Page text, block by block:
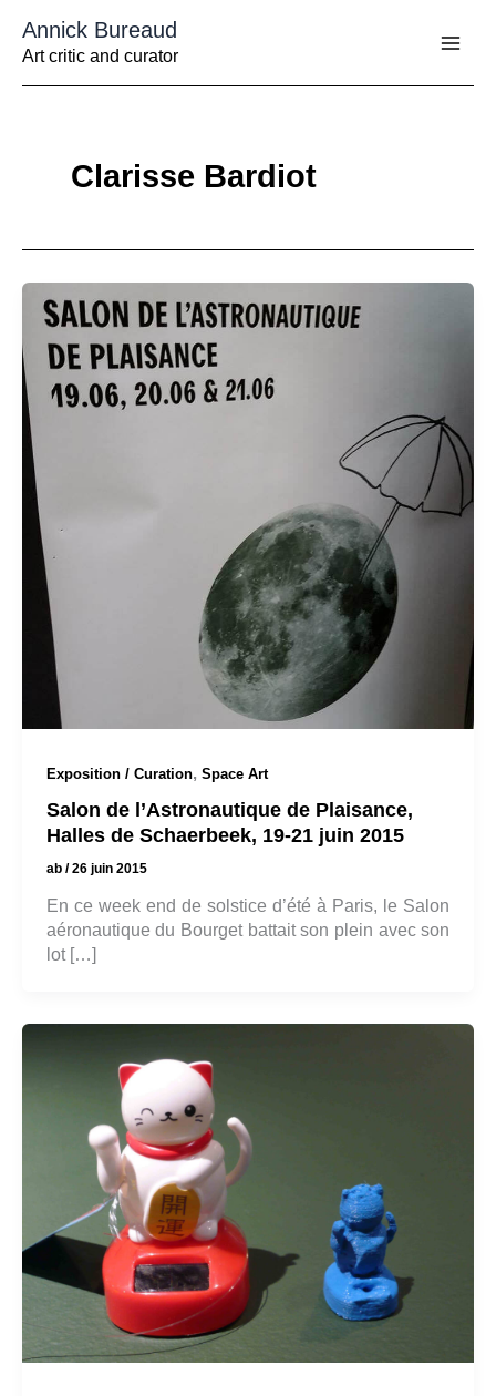
contenu
Annick Bureaud
Art critic and curator
Clarisse Bardiot
Exposition / Curation, Space Art
Salon de l’Astronautique de Plaisance,
Halles de Schaerbeek, 19-21 juin 2015
ab /26 juin 2015
En ce week end de solstice d’été à Paris, le Salon
aéronautique du Bourget battait son plein avec son
lot […]